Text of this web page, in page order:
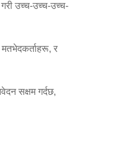
उच्च-उच्च-उच्च-
र
सक्षम गर्दछ,